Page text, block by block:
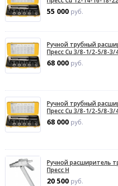
55 000 руб.
Ручной трубный
Пресс Cu 3/8-1/2-5/8-
68 000 руб.
Ручной трубный
Пресс Cu 3/8-1/2-5/8-3/
68 000 руб.
Ручной расширитель
Пресс H
20 500 руб.